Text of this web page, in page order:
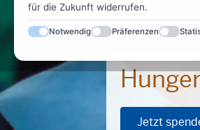
für die Zukunft widerrufen.
Notwendig Präferenzen
Jetzt